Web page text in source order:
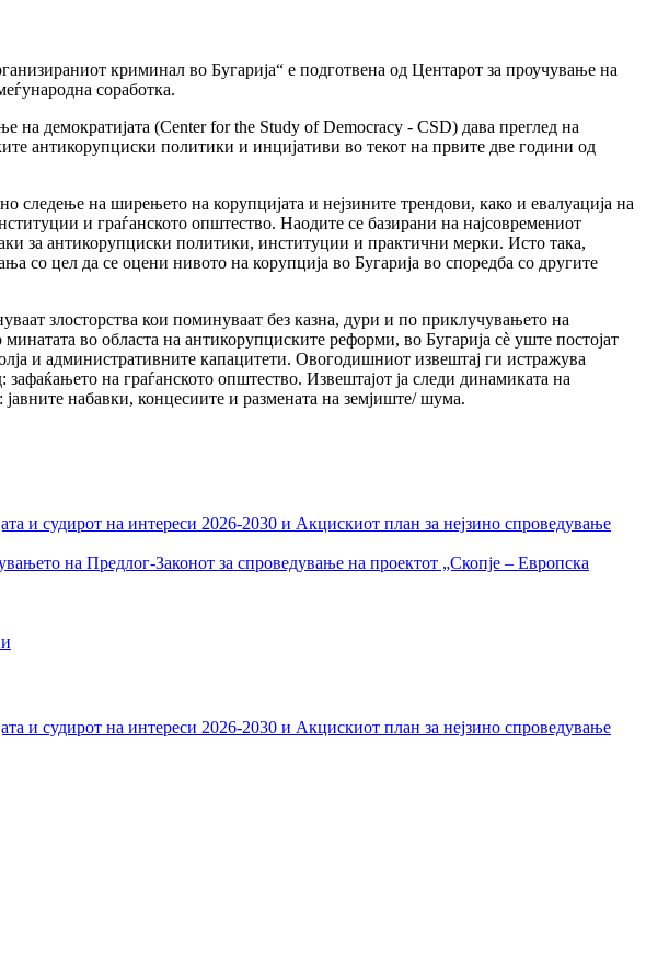
криминал во Бугарија“ е подготвена од Центарот за проучување на
соработка.
на демократијата (Center for the Study of Democracy - CSD) дава преглед на
антикорупциски политики и инцијативи во текот на првите две години од
следење на ширењето на корупцијата и нејзините трендови, како и евалуација на
и граѓанското општество. Наодите се базирани на најсовремениот
за антикорупциски политики, институции и практични мерки. Исто така,
со цел да се оцени нивото на корупција во Бугарија во споредба со другите
злосторства кои поминуваат без казна, дури и по приклучувањето на
во областа на антикорупциските реформи, во Бугарија сè уште постојат
и административните капацитети. Овогодишниот извештај ги истражува
на граѓанското општество. Извештајот ја следи динамиката на
набавки, концесиите и размената на земјиште/ шума.
и судирот на интереси 2026-2030 и Акцискиот план за нејзино спроведување
на Предлог-Законот за спроведување на проектот „Скопје – Европска
и судирот на интереси 2026-2030 и Акцискиот план за нејзино спроведување